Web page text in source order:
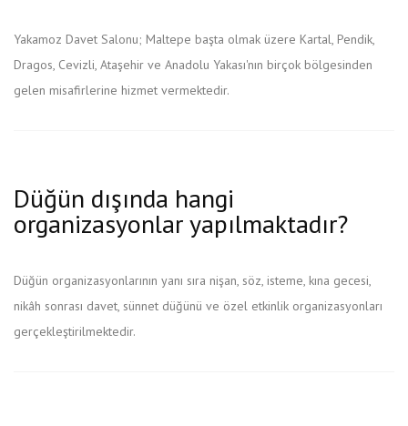
Yakamoz Davet Salonu; Maltepe başta olmak üzere Kartal, Pendik,
Dragos, Cevizli, Ataşehir ve Anadolu Yakası'nın birçok bölgesinden
gelen misafirlerine hizmet vermektedir.
Düğün dışında hangi
organizasyonlar yapılmaktadır?
Düğün organizasyonlarının yanı sıra nişan, söz, isteme, kına gecesi,
nikâh sonrası davet, sünnet düğünü ve özel etkinlik organizasyonları
gerçekleştirilmektedir.